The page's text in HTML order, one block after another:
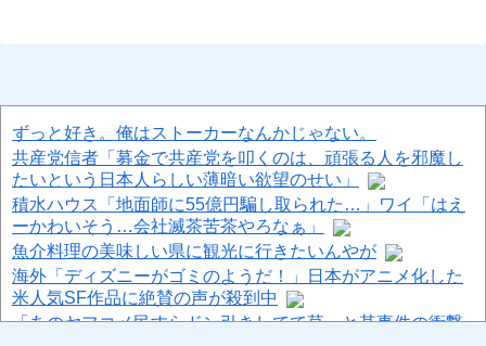
ずっと好き。俺はストーカーなんかじゃない。
共産党信者「募金で共産党を叩くのは、頑張る人を邪魔し
たいという日本人らしい薄暗い欲望のせい」
積水ハウス「地面師に55億円騙し取られた…」ワイ「はえ
ーかわいそう…会社滅茶苦茶やろなぁ」
魚介料理の美味しい県に観光に行きたいんやが
海外「ディズニーがゴミのようだ！」日本がアニメ化した
米人気SF作品に絶賛の声が殺到中
「あのヤフコメ民すらドン引きしてて草」と某事件の衝撃